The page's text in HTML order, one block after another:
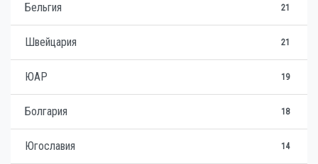
Бельгия 21
Швейцария 21
ЮАР 19
Болгария 18
Югославия 14